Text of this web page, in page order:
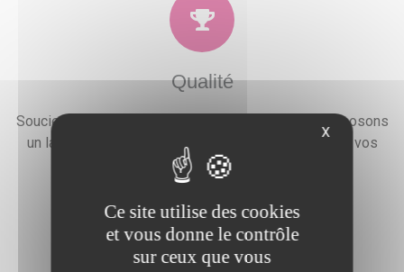
Qualité
Soucieux de la satisfaction de nos clients, nous proposons
un large choix de prestations qui combleront toutes vos
attentes, besoins et envies festives.
X
Ce site utilise des cookies
et vous donne le contrôle
sur ceux que vous